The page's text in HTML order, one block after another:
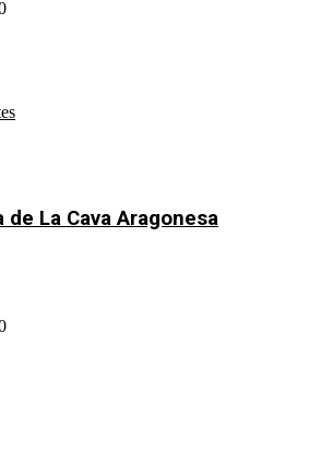
de La Cava Aragonesa